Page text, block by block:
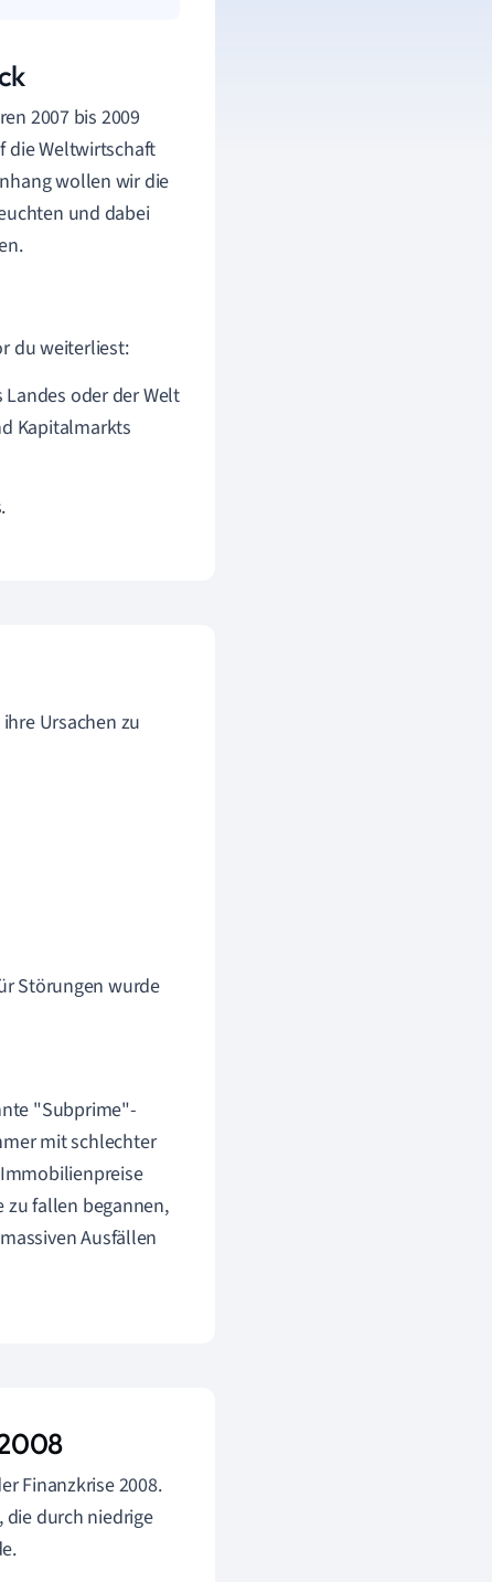
2007 bis 2009
die Weltwirtschaft
wollen wir die
und dabei
du weiterliest:
oder der Welt
Kapitalmarkts
Ursachen zu
Störungen wurde
"Subprime"-
mit schlechter
zu fallen begannen,
Ausfällen
Finanzkrise 2008.
die durch niedrige